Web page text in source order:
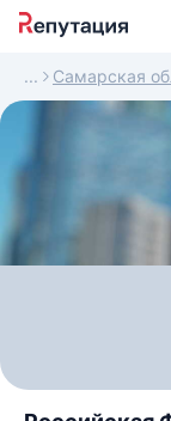
Самарская